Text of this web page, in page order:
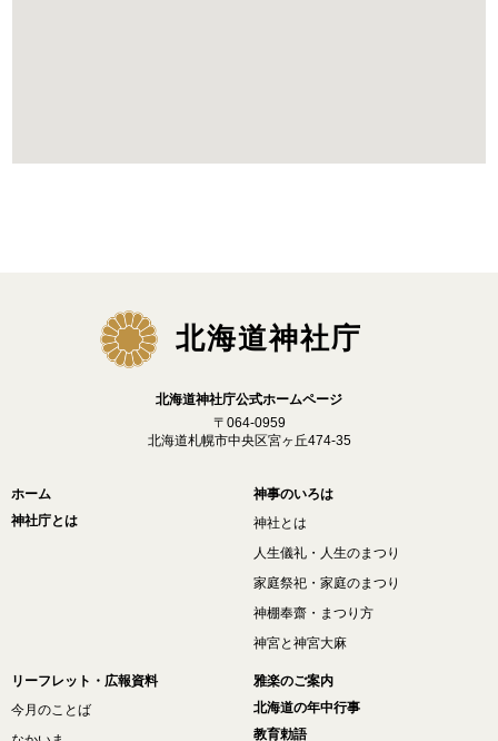
北海道神社庁
北海道神社庁公式ホームページ
〒064-0959
北海道札幌市中央区宮ヶ丘474-35
ホーム
神社庁とは
神事のいろは
神社とは
人生儀礼・人生のまつり
家庭祭祀・家庭のまつり
神棚奉齋・まつり方
神宮と神宮大麻
リーフレット・広報資料
今月のことば
雅楽のご案内
北海道の年中行事
教育勅語